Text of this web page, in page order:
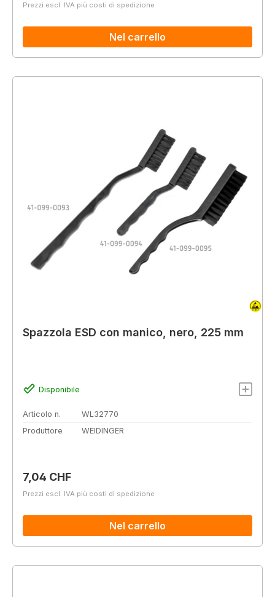
Prezzi escl. IVA più costi di spedizione
Nel carrello
Spazzola ESD con manico, nero, 225 mm
Disponibile
Articolo n.
WL32770
Produttore
WEIDINGER
Prezzo normale:
7,04 CHF
Prezzi escl. IVA più costi di spedizione
Nel carrello